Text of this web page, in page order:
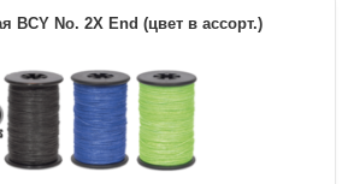
BCY No. 2X End (цвет в ассорт.)